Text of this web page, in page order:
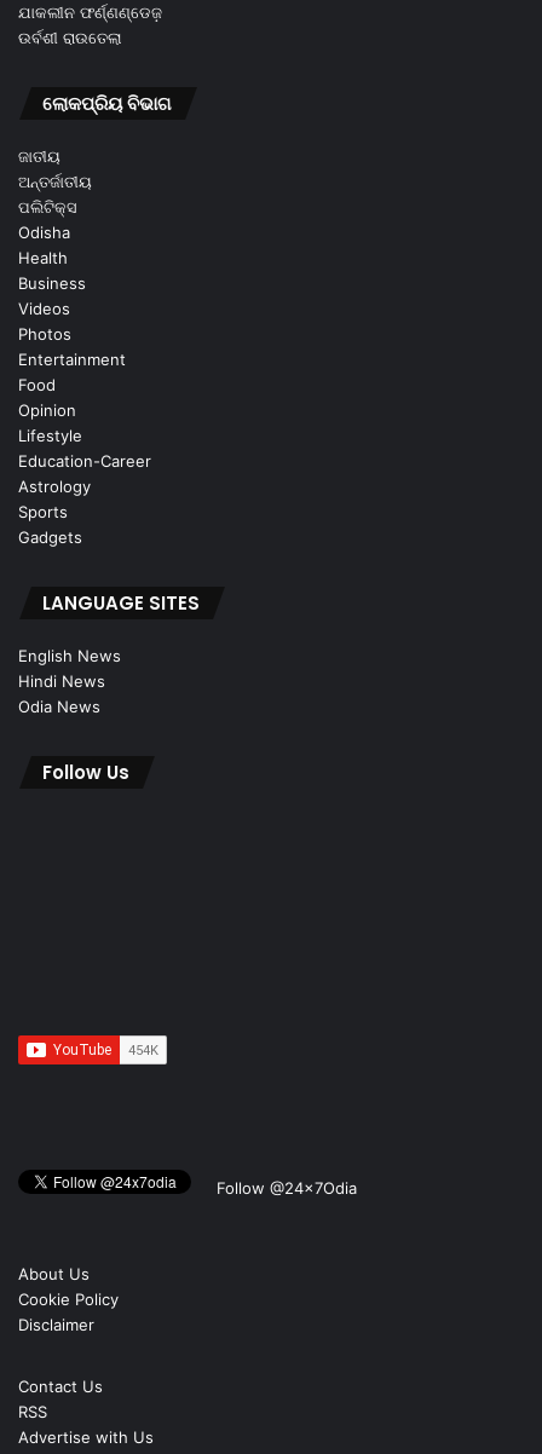
ଯାକଲୀନ ଫର୍ଣ୍ଣଣ୍ଡେଜ଼
ଉର୍ବଶୀ ରାଉତେଲା
ଲୋକପ୍ରିୟ ବିଭାଗ
ଜାତୀୟ
ଅନ୍ତର୍ଜାତୀୟ
ପଲିଟିକ୍ସ
Odisha
Health
Business
Videos
Photos
Entertainment
Food
Opinion
Lifestyle
Education-Career
Astrology
Sports
Gadgets
LANGUAGE SITES
English News
Hindi News
Odia News
Follow Us
Follow @24x7Odia
About Us
Cookie Policy
Disclaimer
Contact Us
RSS
Advertise with Us